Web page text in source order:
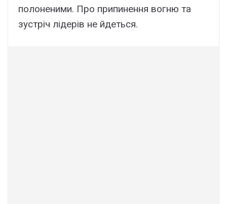
полоненими. Про припинення вогню та
зустріч лідерів не йдеться.